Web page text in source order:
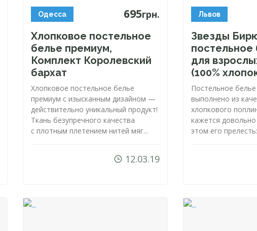
Одесса 695грн.
Хлопковое постельное
белье премиум,
Комплект Королевский
бархат
Хлопковое постельное белье
премиум с изысканным дизайном —
действительно уникальный продукт!
Ткань безупречного качества
с плотным плетением нитей мяг...
12.03.19
Львов
Звезды
постельное
для
(100%
Постельное
выполнено из
хлопкового
кажется
этом его